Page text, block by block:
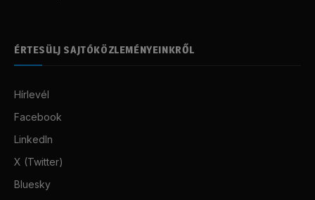
ÉRTESÜLJ SAJTÓKÖZLEMÉNYEINKRŐL
Hírlevél
Facebook
LinkedIn
X (Twitter)
Bluesky